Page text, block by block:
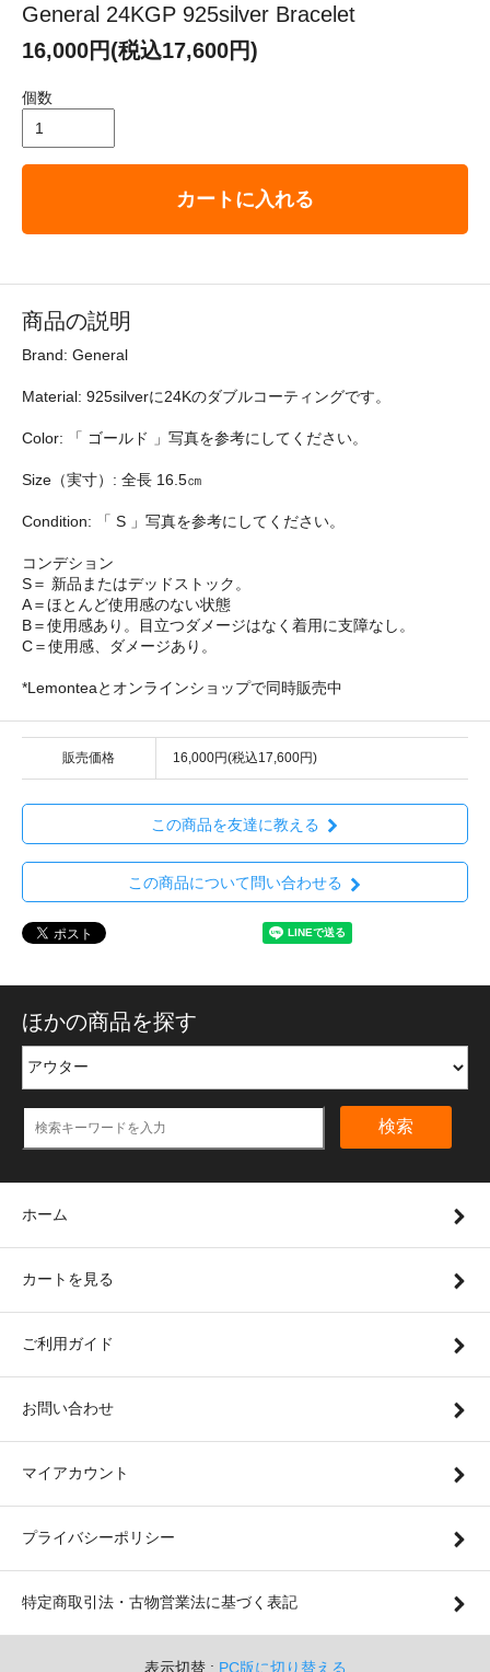
General 24KGP 925silver Bracelet
16,000円(税込17,600円)
個数
カートに入れる
商品の説明
Brand: General
Material: 925silverに24Kのダブルコーティングです。
Color: 「 ゴールド 」写真を参考にしてください。
Size（実寸）: 全長 16.5㎝
Condition: 「 S 」写真を参考にしてください。
コンデション
S＝ 新品またはデッドストック。
A＝ほとんど使用感のない状態
B＝使用感あり。目立つダメージはなく着用に支障なし。
C＝使用感、ダメージあり。
*Lemonteaとオンラインショップで同時販売中
販売価格 16,000円(税込17,600円)
この商品を友達に教える
この商品について問い合わせる
ほかの商品を探す
検索
ホーム
カートを見る
ご利用ガイド
お問い合わせ
マイアカウント
プライバシーポリシー
特定商取引法・古物営業法に基づく表記
表示切替 : PC版に切り替える